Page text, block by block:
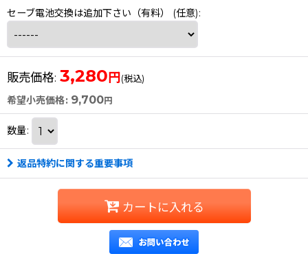
セーブ電池交換は追加下さい（有料） (任意):
販売価格: 3,280円(税込)
希望小売価格: 9,700円
数量:
返品特約に関する重要事項
カートに入れる